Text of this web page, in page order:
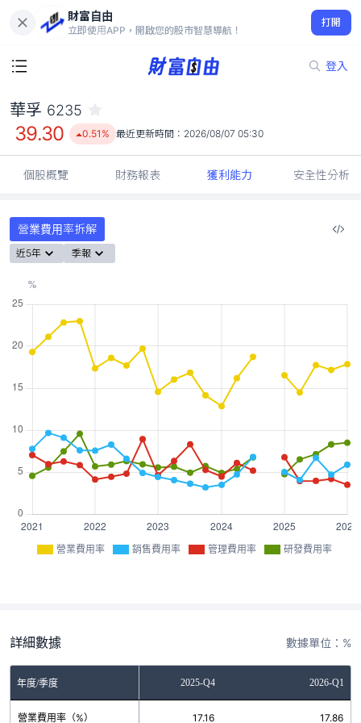
財富自由
立即使用APP，開啟您的股市智慧導航！
打開
登入
39.30
0.51%
華孚 6235
39.30 0.51% 最近更新時間： 2026/08/07 05:30
個股概覽 財務報表 獲利能力 安全性分析
營業費用率拆解
近5年 季報
營業費用率 銷售費用率 管理費用率 研發費用率
詳細數據 數據單位：%
年度/季度2025-Q3 2025-Q4 2026-Q1
營業費用率（%）
17.75 17.16 17.86